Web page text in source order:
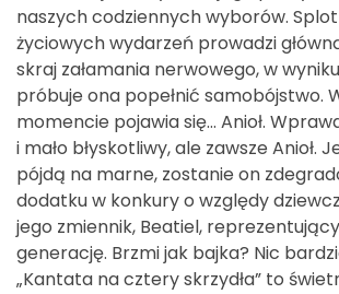
naszych codziennych wyborów.
życiowych wydarzeń prowadzi
skraj załamania nerwowego, w
próbuje ona popełnić samobójstwo.
momencie pojawia się... Anioł.
i mało błyskotliwy, ale zawsze Anioł.
pójdą na marne, zostanie on
dodatku w konkury o względy
jego zmiennik, Beatiel,
generację. Brzmi jak bajka? Nic
„Kantata na cztery skrzydła” to